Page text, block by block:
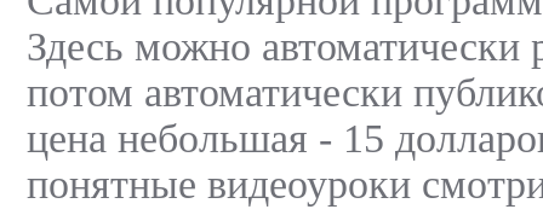
Здесь можно автоматически
потом автоматически
цена небольшая - 15
понятные видеоуроки